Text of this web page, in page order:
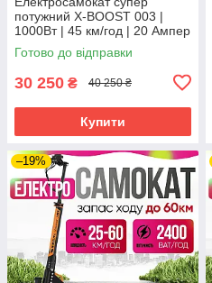
потужний X-BOOST 003 |
1000Вт | 45 км/год | 20 Ампер
| колеса 10 дюймів | для
дітей і дорослих
Готово до відправки
30 250 ₴ 40 250 ₴
Купити
–19%